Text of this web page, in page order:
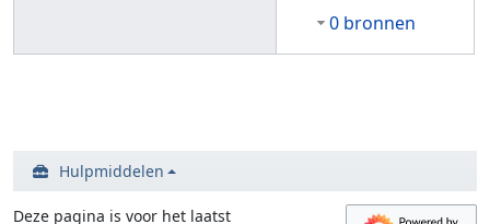
0 bronnen
Hulpmiddelen
Deze pagina is voor het laatst